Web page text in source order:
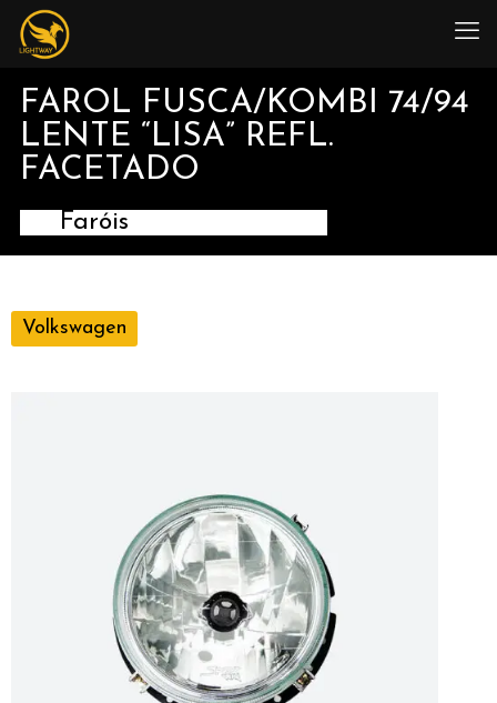
FAROL FUSCA/KOMBI 74/94
LENTE “LISA” REFL.
FACETADO
Faróis
Volkswagen